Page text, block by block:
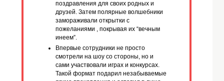
сюрприз: к ним в офис заглянул
северный гость и подарил
приглашения на арктический корабль.
Представьте искренний восторг
почувствовали себя детьми.
Обнимаясь с полярным с мишкой,
сотрудники получили массу